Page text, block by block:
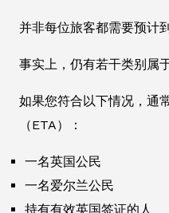
并非每位旅客都需要预计
事实上，仍有若干类别属
如果您符合以下情况，通
（ETA）：
一名英国公民
一名爱尔兰公民
持有有效英国签证的人